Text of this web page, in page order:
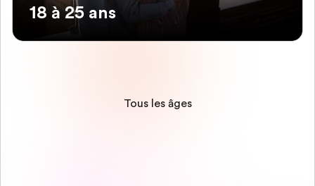
18 à 25 ans
Tous les âges